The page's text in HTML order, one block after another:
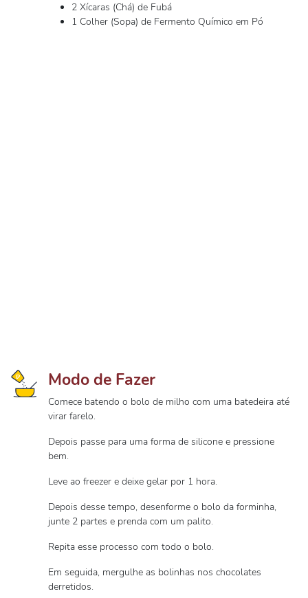
2 Xícaras (Chá) de Fubá
1 Colher (Sopa) de Fermento Químico em Pó
Modo de Fazer
Comece batendo o bolo de milho com uma batedeira até
virar farelo.
Depois passe para uma forma de silicone e pressione
bem.
Leve ao freezer e deixe gelar por 1 hora.
Depois desse tempo, desenforme o bolo da forminha,
junte 2 partes e prenda com um palito.
Repita esse processo com todo o bolo.
Em seguida, mergulhe as bolinhas nos chocolates
derretidos.